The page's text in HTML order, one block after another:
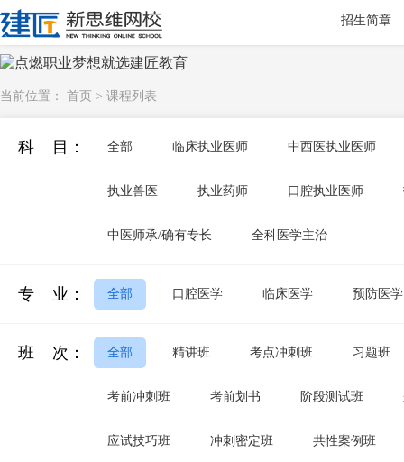
招生简章
当前位置： 首页 > 课程列表
科 目： 全部 临床执业医师 中西医执业医师
执业兽医 执业药师 口腔执业医师
中医师承/确有专长 全科医学主治
专 业： 全部 口腔医学 临床医学 预防医学
班 次： 全部 精讲班 考点冲刺班 习题班
考前冲刺班 考前划书 阶段测试班
应试技巧班 冲刺密定班 共性案例班